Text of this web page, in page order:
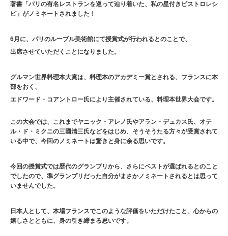
著書「パリの有名レストランを巡って辿り着いた、私の星付きビストロレシ
ピ」がノミネートされました！
6月に、パリのルーブル美術館にて授賞式が行われるとのことで、
出席させていただくことになりました。
グルマン世界料理本大賞は、料理本のアカデミー賞とされる、フランスに本
部をおく、
エドワード・コアントロー氏により主催されている、料理本世界大会です。
この大会では、これまでヤニック・アレノ氏やアラン・デュカス氏、オテ
ル・ド・ミクニの三國清三氏などをはじめ、そうそうたる方々が受賞されて
いる中で、今回のノミネートは驚きと身に余る思いです。
今回の授賞式では歴代のグランプリから、さらにベストが選ばれるとのこと
でしたので、準グランプリだった自分がまさかノミネートされるとは思って
いませんでした。
日本人として、本場フランスでこのような評価をいただけたこと、心からの
嬉しさとともに、身の引き締まる思いです。